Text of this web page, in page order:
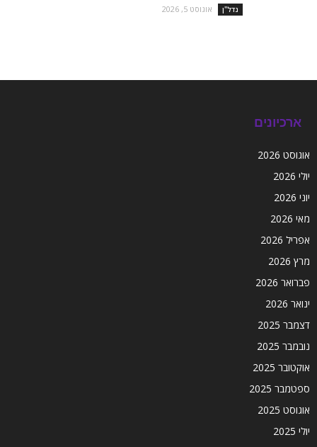
נדל''ן אוגוסט 5, 2026
ארכיונים
אוגוסט 2026
יולי 2026
יוני 2026
מאי 2026
אפריל 2026
מרץ 2026
פברואר 2026
ינואר 2026
דצמבר 2025
נובמבר 2025
אוקטובר 2025
ספטמבר 2025
אוגוסט 2025
יולי 2025